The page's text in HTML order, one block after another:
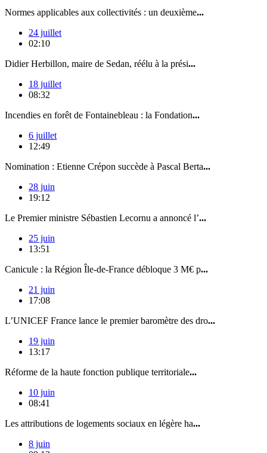
Normes applicables aux collectivités : un deuxième...
24 juillet
02:10
Didier Herbillon, maire de Sedan, réélu à la prési...
18 juillet
08:32
Incendies en forêt de Fontainebleau : la Fondation...
6 juillet
12:49
Nomination : Etienne Crépon succède à Pascal Berta...
28 juin
19:12
Le Premier ministre Sébastien Lecornu a annoncé l’...
25 juin
13:51
Canicule : la Région Île-de-France débloque 3 M€ p...
21 juin
17:08
L’UNICEF France lance le premier baromètre des dro...
19 juin
13:17
Réforme de la haute fonction publique territoriale...
10 juin
08:41
Les attributions de logements sociaux en légère ha...
8 juin